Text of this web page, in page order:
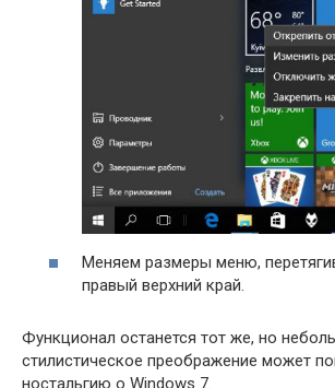
Меняем размеры меню,
правый верхний край.
Функционал останется тот же, но
стилистическое преображение может
ностальгию о Windows 7.